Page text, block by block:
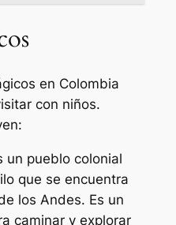
en Colombia
con niños.
un pueblo colonial
que se encuentra
los Andes. Es un
caminar y explorar